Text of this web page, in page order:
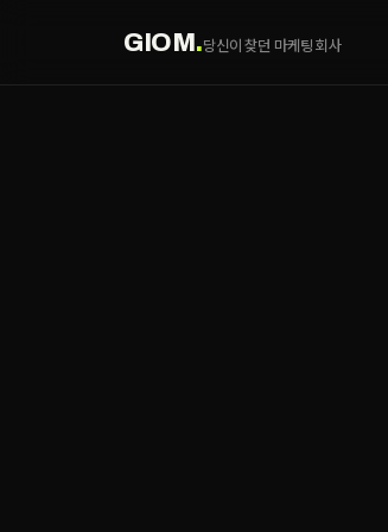
GIOM.당신이 찾던 마케팅 회사